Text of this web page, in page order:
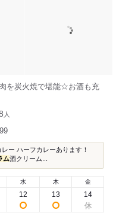
を炭火焼で堪能☆お酒も充
人
ー ハーフカレーあります！
ム酒クリーム...
水
12
木
13
金
14